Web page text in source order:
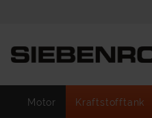
Motor Kraftstofftank